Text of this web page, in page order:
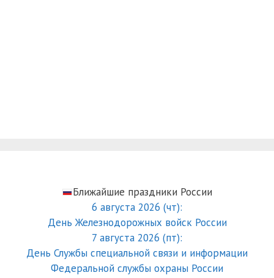
Ближайшие праздники России
6 августа 2026 (чт):
День Железнодорожных войск России
7 августа 2026 (пт):
День Службы специальной связи и информации
Федеральной службы охраны России